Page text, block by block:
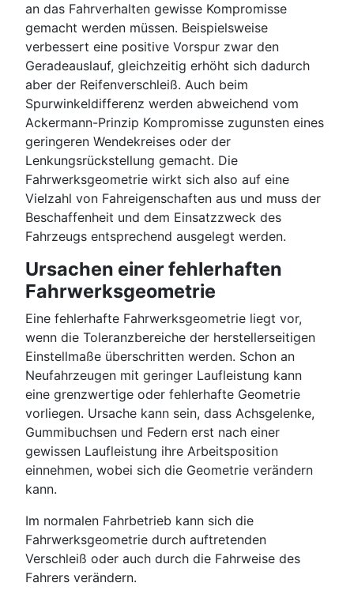
an das Fahrverhalten gewisse Kompromisse
gemacht werden müssen. Beispielsweise
verbessert eine positive Vorspur zwar den
Geradeauslauf, gleichzeitig erhöht sich dadurch
aber der Reifenverschleiß. Auch beim
Spurwinkeldifferenz werden abweichend vom
Ackermann-Prinzip Kompromisse zugunsten eines
geringeren Wendekreises oder der
Lenkungsrückstellung gemacht. Die
Fahrwerksgeometrie wirkt sich also auf eine
Vielzahl von Fahreigenschaften aus und muss der
Beschaffenheit und dem Einsatzzweck des
Fahrzeugs entsprechend ausgelegt werden.
Ursachen einer fehlerhaften
Fahrwerksgeometrie
Eine fehlerhafte Fahrwerksgeometrie liegt vor,
wenn die Toleranzbereiche der herstellerseitigen
Einstellmaße überschritten werden. Schon an
Neufahrzeugen mit geringer Laufleistung kann
eine grenzwertige oder fehlerhafte Geometrie
vorliegen. Ursache kann sein, dass Achsgelenke,
Gummibuchsen und Federn erst nach einer
gewissen Laufleistung ihre Arbeitsposition
einnehmen, wobei sich die Geometrie verändern
kann.
Im normalen Fahrbetrieb kann sich die
Fahrwerksgeometrie durch auftretenden
Verschleiß oder auch durch die Fahrweise des
Fahrers verändern.